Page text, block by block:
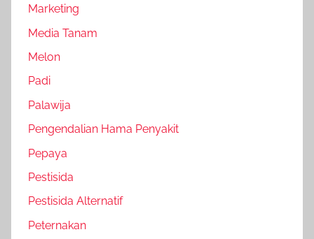
Marketing
Media Tanam
Melon
Padi
Palawija
Pengendalian Hama Penyakit
Pepaya
Pestisida
Pestisida Alternatif
Peternakan